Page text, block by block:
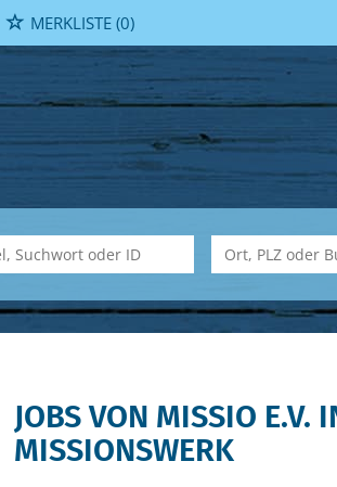
MERKLISTE (0)
JOBS VON MISSIO E.V.
MISSIONSWERK